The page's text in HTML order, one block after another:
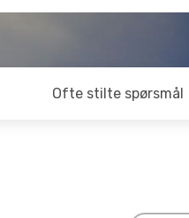
Ofte stilte spørsmål